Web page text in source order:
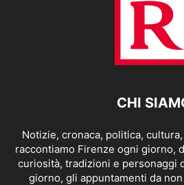
CHI
Notizie, cronaca, politica,
raccontiamo Firenze ogni giorno,
curiosità, tradizioni e personaggi
giorno, gli appuntamenti da